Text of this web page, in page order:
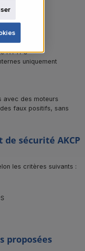
HTTPS
uniquement
avec des moteurs
faux positifs, sans
sécurité AKCP
les critères suivants :
proposées